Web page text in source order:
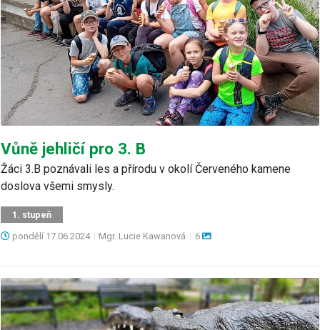
Vůně jehličí pro 3. B
Žáci 3.B poznávali les a přírodu v okolí Červeného kamene
doslova všemi smysly.
1. stupeň
pondělí 17.06.2024 | Mgr. Lucie Kawanová | 6